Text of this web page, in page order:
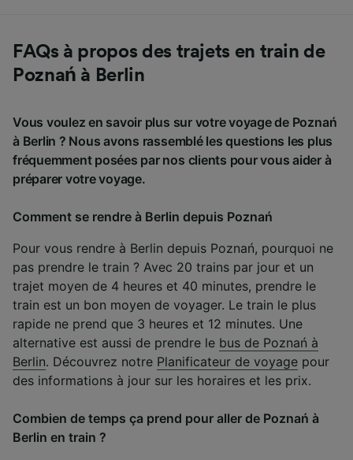
FAQs à propos des trajets en train de
Poznań à Berlin
Vous voulez en savoir plus sur votre voyage de Poznań
à Berlin ? Nous avons rassemblé les questions les plus
fréquemment posées par nos clients pour vous aider à
préparer votre voyage.
Comment se rendre à Berlin depuis Poznań
Pour vous rendre à Berlin depuis Poznań, pourquoi ne
pas prendre le train ? Avec 20 trains par jour et un
trajet moyen de 4 heures et 40 minutes, prendre le
train est un bon moyen de voyager. Le train le plus
rapide ne prend que 3 heures et 12 minutes. Une
alternative est aussi de prendre le bus de Poznań à
Berlin. Découvrez notre Planificateur de voyage pour
des informations à jour sur les horaires et les prix.
Combien de temps ça prend pour aller de Poznań à
Berlin en train ?